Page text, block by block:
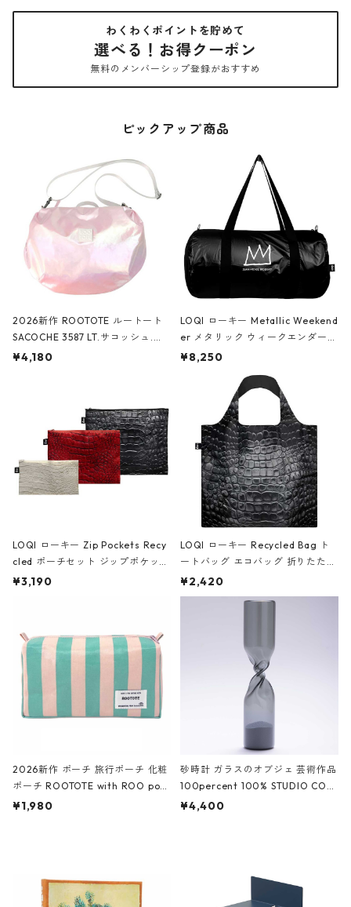
わくわくポイントを貯めて
選べる！お得クーポン
無料のメンバーシップ登録がおすすめ
ピックアップ商品
2026新作 ROOTOTE ルートート
SACOCHE 3587 LT.サコッシュ.ル
ミエ-B ショルダーバッグ グロスピ
¥4,180
LOQI ローキー Metallic Weekend
er メタリック ウィークエンダー
ボストンバッグ ショルダーバッグ
Black ジャン=ミッシェル・バスキ
ア/クラウン ブラック
¥8,250
LOQI ローキー Zip Pockets Recy
cled ポーチセット ジップポケット
ファスナーポーチ 撥水加工 トラベ
ーガンディー、オフホワイト
¥3,190
LOQI ローキー Recycled Bag ト
ートバッグ エコバッグ 折りたたみ
大きめ 撥水加工 収納ポーチ CRO
CODILE/Black クロコダイル/ブラ
¥2,420
2026新作 ポーチ 旅行ポーチ 化粧
ポーチ ROOTOTE with ROO pou
ch 3532 ルートート WR.ポーチ.ラ
¥1,980
砂時計 ガラスのオブジェ 芸術作品
100percent 100% STUDIO COH
AKU Timeless 100パーセント ス
¥4,400